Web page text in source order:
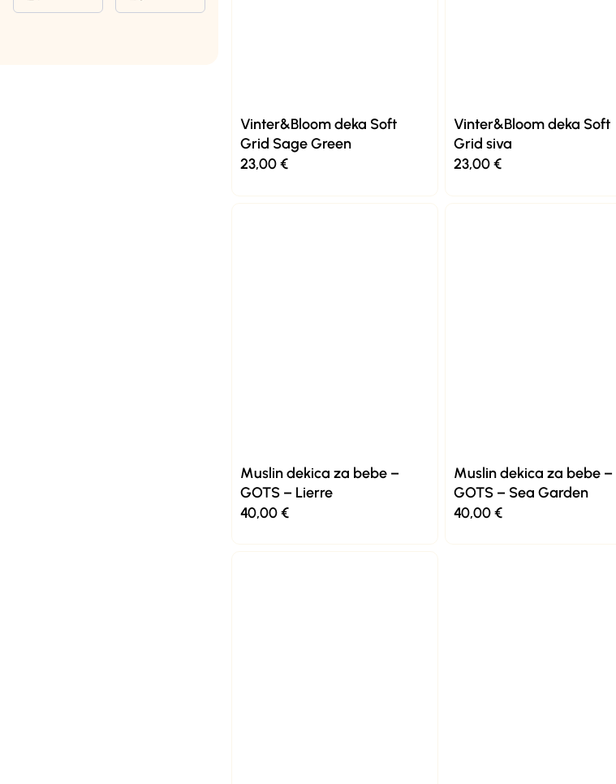
Putni krevetići 5
Vinter&Bloom deka Soft
Grid Sage Green
23,00€
Vinter&Bloom deka Soft
Grid siva
23,00€
Muslin dekica za bebe –
GOTS – Lierre
40,00€
Muslin dekica za bebe –
GOTS – Sea Garden
40,00€